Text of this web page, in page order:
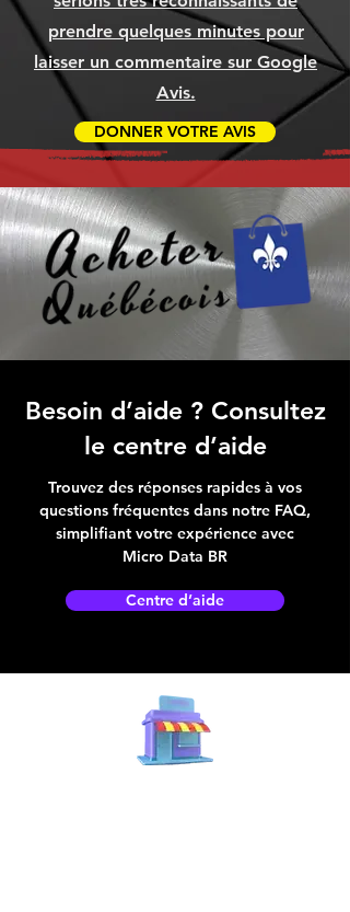
prendre quelques minutes pour
laisser un commentaire sur Google
Avis.
DONNER VOTRE AVIS
Besoin d’aide ? Consultez
le centre d’aide
Trouvez des réponses rapides à vos
questions fréquentes dans notre FAQ,
simplifiant votre expérience avec
Micro Data BR
Centre d’aide